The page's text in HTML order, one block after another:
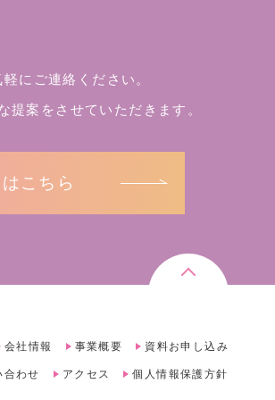
にご連絡ください。
提案をさせていただきます。
こちら
会社情報 事業概要 資料お申し込み
合わせ アクセス 個人情報保護方針